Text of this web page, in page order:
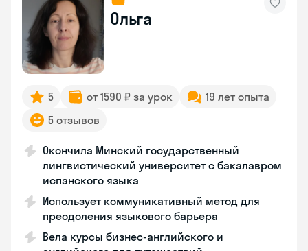
Ольга
5 от 1590 ₽ за урок
19 лет опыта
5 отзывов
Окончила Минский государственный
лингвистический университет с бакалавром
испанского языка
Использует коммуникативный метод для
преодоления языкового барьера
Вела курсы бизнес-английского и